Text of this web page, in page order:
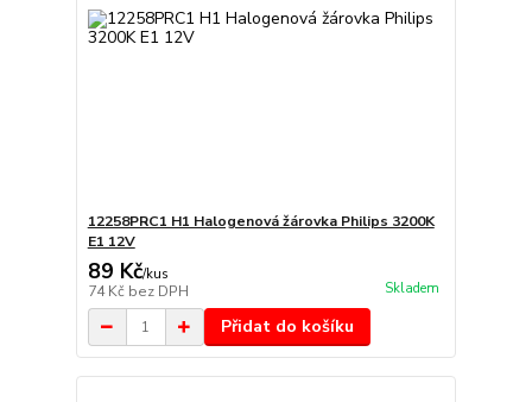
12258PRC1 H1 Halogenová žárovka Philips 3200K
E1 12V
89 Kč/kus
74 Kč bez DPH Skladem
Přidat do košíku